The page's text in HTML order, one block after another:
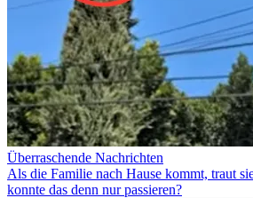
Überraschende Nachrichten
Als die Familie nach Hause kommt, traut
konnte das denn nur passieren?